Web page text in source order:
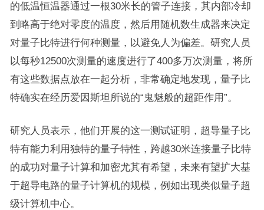
的低温恒温器通过一根30米长的管子连接，其内部冷却
到略高于绝对零度的温度，然后用随机数生成器来决定
对量子比特进行何种测量，以避免人为偏差。研究人员
以每秒12500次测量的速度进行了400多万次测量，将所
有这些数据点放在一起分析，非常确定地发现，量子比
特确实在经历爱因斯坦所说的“鬼魅般的超距作用”。
研究人员表示，他们开展的这一测试证明，超导量子比
特有能力利用独特的量子特性，跨越30米连接量子比特
的成功对量子计算和加密尤其有希望，未来有望扩大基
于超导电路的量子计算机的规模，例如出现类似量子超
级计算机中心。